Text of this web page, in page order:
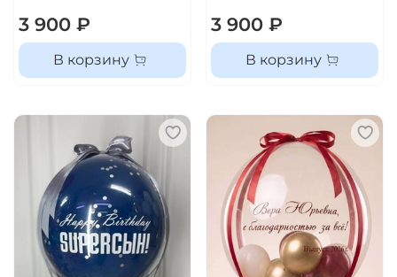
3 900 ₽
В корзину
3 900 ₽
В корзину